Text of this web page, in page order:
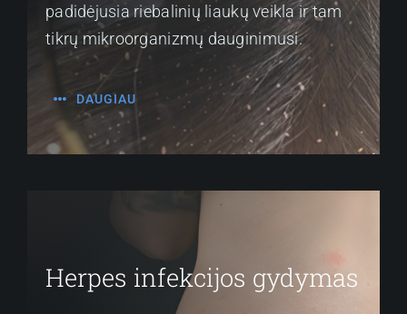
padidėjusia riebalinių liaukų veikla ir tam
tikrų mikroorganizmų dauginimusi.
DAUGIAU
Herpes infekcijos gydymas